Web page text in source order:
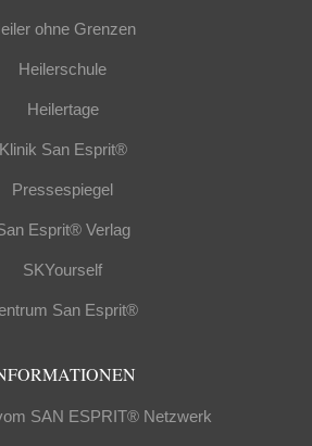
ohne Grenzen
Heilerschule
Heilertage
Klinik San Esprit®
Pressespiegel
Esprit® Verlag
SKYourself
San Esprit®
SAN ESPRIT® Netzwerk